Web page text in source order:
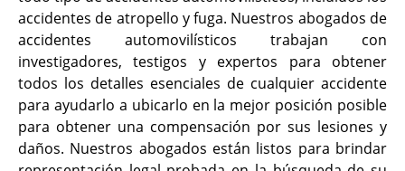
accidentes de atropello y fuga. Nuestros abogados de
accidentes automovilísticos trabajan con
investigadores, testigos y expertos para obtener
todos los detalles esenciales de cualquier accidente
para ayudarlo a ubicarlo en la mejor posición posible
para obtener una compensación por sus lesiones y
daños. Nuestros abogados están listos para brindar